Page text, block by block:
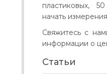
пластиковых,
начать
Свяжитесь с
информации о
Статьи